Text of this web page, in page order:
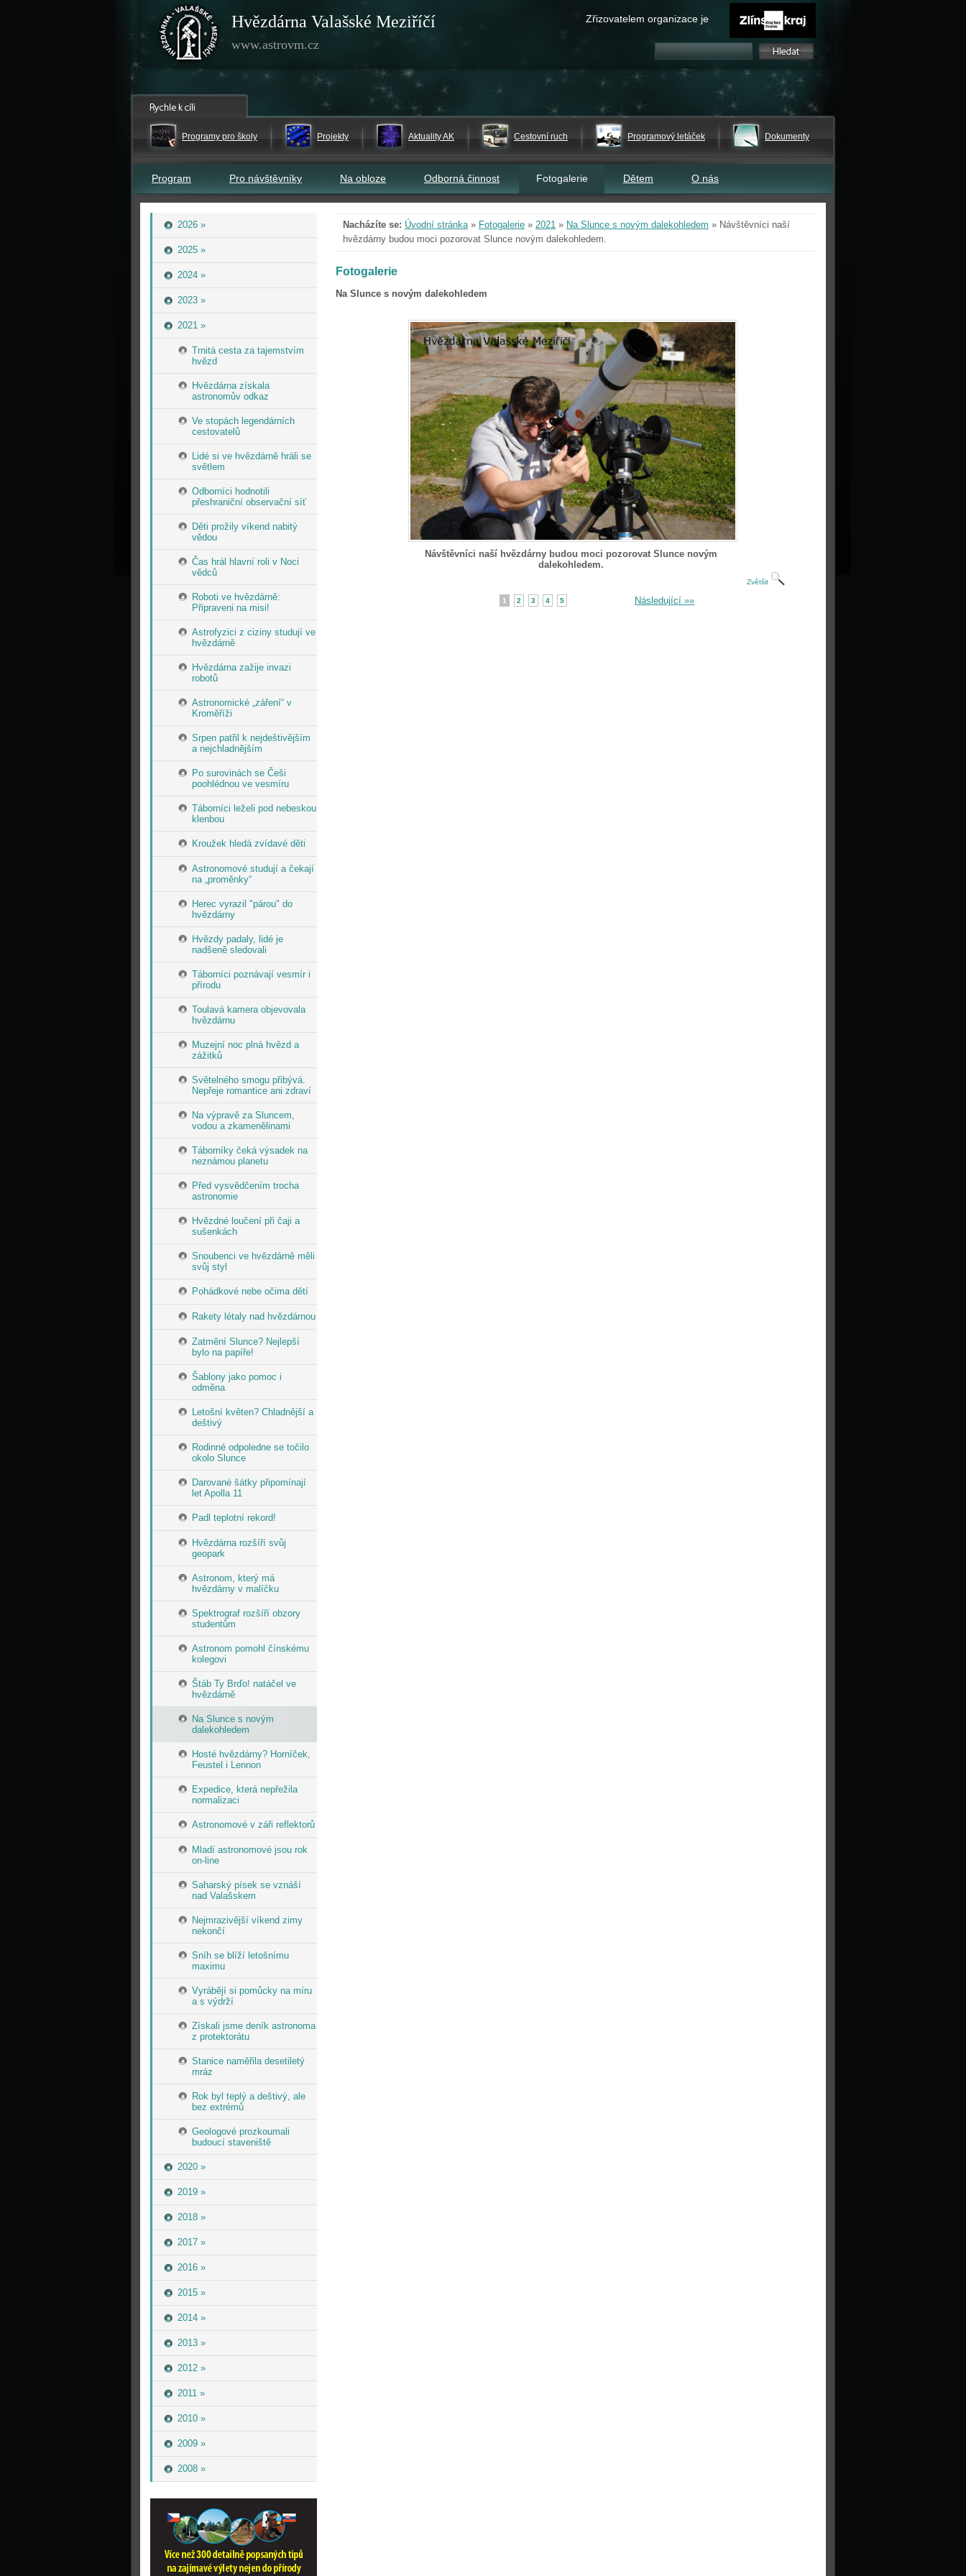
Hvězdárna Valašské Meziříčí
www.astrovm.cz
Zřizovatelem organizace je
Programy pro školy Projekty Aktuality AK Cestovní ruch Programový letáček Dokumenty
Program Pro návštěvníky Na obloze Odborná činnost Fotogalerie Dětem O nás
2026 »
2025 »
2024 »
2023 »
2021 »
Trnitá cesta za tajemstvím
hvězd
Hvězdárna získala
astronomův odkaz
Ve stopách legendárních
cestovatelů
Lidé si ve hvězdárně hráli se
světlem
Odborníci hodnotili
přeshraniční observační síť
Děti prožily víkend nabitý
vědou
Čas hrál hlavní roli v Noci
vědců
Roboti ve hvězdárně:
Připraveni na misi!
Astrofyzici z ciziny studují ve
hvězdárně
Hvězdárna zažije invazi
robotů
Astronomické „záření“ v
Kroměříži
Srpen patřil k nejdeštivějším
a nejchladnějším
Po surovinách se Češi
poohlédnou ve vesmíru
Táborníci leželi pod nebeskou
klenbou
Kroužek hledá zvídavé děti
Astronomové studují a čekají
na „proměnky“
Herec vyrazil "párou" do
hvězdárny
Hvězdy padaly, lidé je
nadšeně sledovali
Táborníci poznávají vesmír i
přírodu
Toulavá kamera objevovala
hvězdárnu
Muzejní noc plná hvězd a
zážitků
Světelného smogu přibývá.
Nepřeje romantice ani zdraví
Na výpravě za Sluncem,
vodou a zkamenělinami
Táborníky čeká výsadek na
neznámou planetu
Před vysvědčením trocha
astronomie
Hvězdné loučení při čaji a
sušenkách
Snoubenci ve hvězdárně měli
svůj styl
Pohádkové nebe očima dětí
Rakety létaly nad hvězdárnou
Zatmění Slunce? Nejlepší
bylo na papíře!
Šablony jako pomoc i
odměna
Letošní květen? Chladnější a
deštivý
Rodinné odpoledne se točilo
okolo Slunce
Darované šátky připomínají
let Apolla 11
Padl teplotní rekord!
Hvězdárna rozšíří svůj
geopark
Astronom, který má
hvězdárny v malíčku
Spektrograf rozšíří obzory
studentům
Astronom pomohl čínskému
kolegovi
Štáb Ty Brďo! natáčel ve
hvězdárně
Na Slunce s novým
dalekohledem
Hosté hvězdárny? Horníček,
Feustel i Lennon
Expedice, která nepřežila
normalizaci
Astronomové v záři reflektorů
Mladí astronomové jsou rok
on-line
Saharský písek se vznáší
nad Valašskem
Nejmrazivější víkend zimy
nekončí
Sníh se blíží letošnímu
maximu
Vyrábějí si pomůcky na míru
a s výdrží
Získali jsme deník astronoma
z protektorátu
Stanice naměřila desetiletý
mráz
Rok byl teplý a deštivý, ale
bez extrémů
Geologové prozkoumali
budoucí staveniště
2020 »
2019 »
2018 »
2017 »
2016 »
2015 »
2014 »
2013 »
2012 »
2011 »
2010 »
2009 »
2008 »
Nacházíte se: Úvodní stránka» Fotogalerie » 2021 » Na Slunce s novým dalekohledem » Návštěvníci naší
hvězdárny budou moci pozorovat Slunce novým dalekohledem.
Fotogalerie
Na Slunce s novým dalekohledem
Návštěvníci naší hvězdárny budou moci pozorovat Slunce novým
dalekohledem.
Zvětšit
1 2 3 4 5 Následující »»